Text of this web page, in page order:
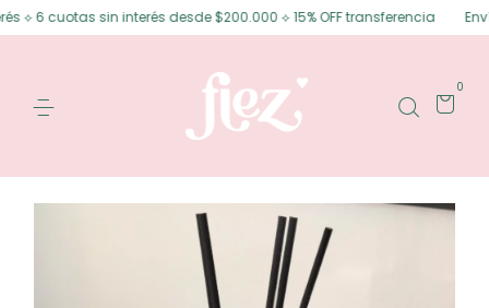
cuotas sin interés desde $200.000 ⟡ 15% OFF transferencia
0